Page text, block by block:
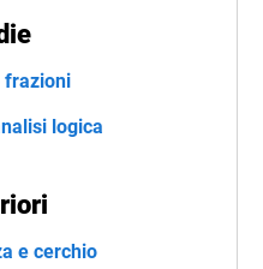
frazioni
logica
e cerchio